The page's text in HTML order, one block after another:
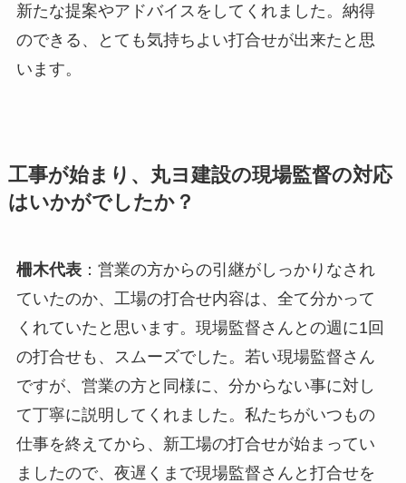
新たな提案やアドバイスをしてくれました。納得
のできる、とても気持ちよい打合せが出来たと思
います。
工事が始まり、丸ヨ建設の現場監督の対応
はいかがでしたか？
柵木代表：営業の方からの引継がしっかりなされ
ていたのか、工場の打合せ内容は、全て分かって
くれていたと思います。現場監督さんとの週に1回
の打合せも、スムーズでした。若い現場監督さん
ですが、営業の方と同様に、分からない事に対し
て丁寧に説明してくれました。私たちがいつもの
仕事を終えてから、新工場の打合せが始まってい
ましたので、夜遅くまで現場監督さんと打合せを